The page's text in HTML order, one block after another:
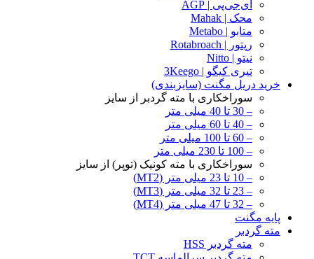
ای‌جی‌پی | AGP
محک | Mahak
متابو | Metabo
رپتور | Rotabroach
نیتو | Nitto
تیری کیگو | 3Keego
خرید دریل مگنت (سایزبندی)
سوراخکاری با مته گردبر از سایز
– 30 تا 40 میلی متر
– 40 تا 60 میلی متر
– 60 تا 100 میلی متر
– 100 تا 230 میلی متر
سوراخکاری با مته کونیک (توپر) از سایز
– 10 تا 23 میلی متر (MT2)
– 23 تا 32 میلی متر (MT3)
– 32 تا 47 میلی متر (MT4)
پایه مگنت
مته گردبر
مته گردبر HSS